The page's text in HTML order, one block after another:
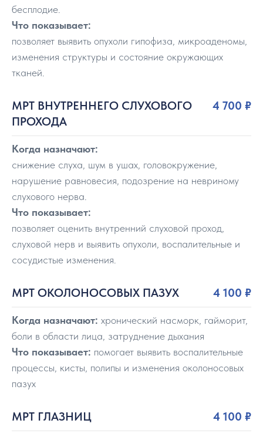
бесплодие.
Что показывает:
позволяет выявить опухоли гипофиза, микроаденомы,
изменения структуры и состояние окружающих
тканей.
МРТ ВНУТРЕННЕГО СЛУХОВОГО
ПРОХОДА
4 700 ₽
Когда назначают:
снижение слуха, шум в ушах, головокружение,
нарушение равновесия, подозрение на невриному
слухового нерва.
Что показывает:
позволяет оценить внутренний слуховой проход,
слуховой нерв и выявить опухоли, воспалительные и
сосудистые изменения.
МРТ ОКОЛОНОСОВЫХ ПАЗУХ 4 100 ₽
Когда назначают: хронический насморк, гайморит,
боли в области лица, затруднение дыхания
Что показывает: помогает выявить воспалительные
процессы, кисты, полипы и изменения околоносовых
пазух
МРТ ГЛАЗНИЦ 4 100 ₽